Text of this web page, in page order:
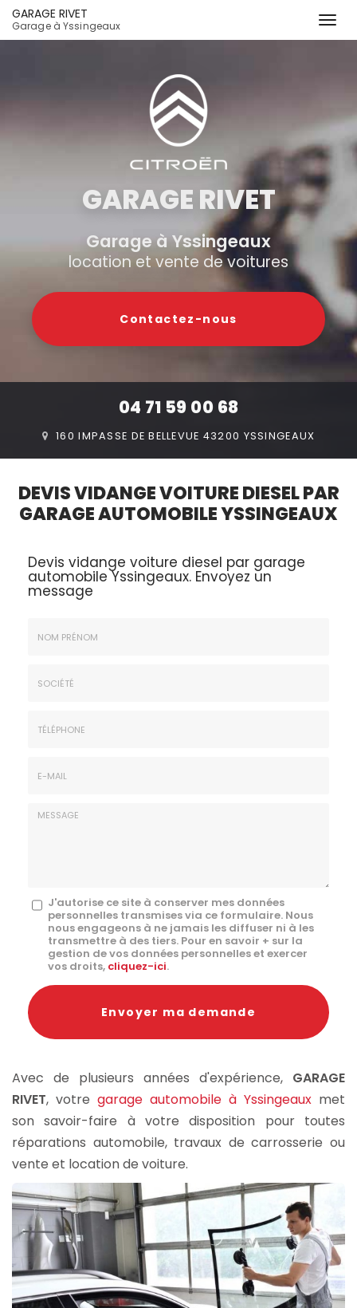
GARAGE RIVET
Garage à Yssingeaux
GARAGE RIVET
Garage à Yssingeaux
location et vente de voitures
Contactez-nous
04 71 59 00 68
160 IMPASSE DE BELLEVUE 43200 YSSINGEAUX
DEVIS VIDANGE VOITURE DIESEL PAR
GARAGE AUTOMOBILE YSSINGEAUX
Devis vidange voiture diesel par garage
automobile Yssingeaux. Envoyez un
message
Message
J'autorise ce site à conserver mes données
personnelles transmises via ce formulaire. Nous
nous engageons à ne jamais les diffuser ni à les
transmettre à des tiers. Pour en savoir + sur la
gestion de vos données personnelles et exercer
vos droits, cliquez-ici.
Acceptation
RGPD
*
Envoyer ma demande
Avec de plusieurs années d'expérience, GARAGE
RIVET, votre garage automobile à Yssingeaux met
son savoir-faire à votre disposition pour toutes
réparations automobile, travaux de carrosserie ou
vente et location de voiture.